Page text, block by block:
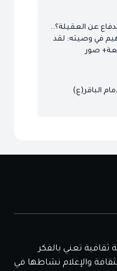
عن العقيلة؟..
في وصيته: لقد
صور
الباقر(ع)
ثقافية تعني بالفكر
والإعلام نشاطها في